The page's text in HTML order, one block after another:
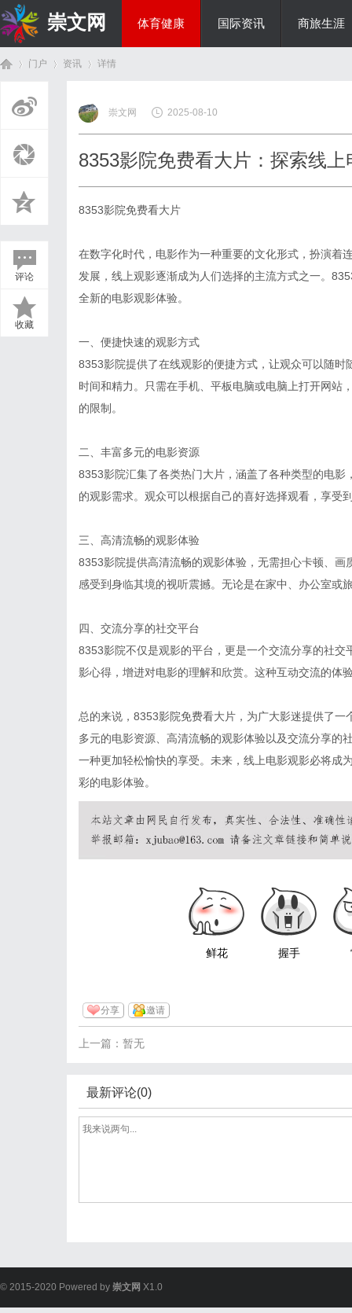
崇文网 体育健康 国际资讯 商旅生涯
门户 资讯
›
详情
评论
收藏
崇文网 2025-08-10
8353影院免费看大片：探索线
8353影院免费看大片
在数字化时代，电影作为一种重要的文化形式，扮演着
发展，线上观影逐渐成为人们选择的主流方式之一。
全新的电影观影体验。
一、便捷快速的观影方式
8353影院提供了在线观影的便捷方式，让观众可以随
时间和精力。只需在手机、平板电脑或电脑上打开网站
的限制。
二、丰富多元的电影资源
8353影院汇集了各类热门大片，涵盖了各种类型的电
的观影需求。观众可以根据自己的喜好选择观看，享受
三、高清流畅的观影体验
8353影院提供高清流畅的观影体验，无需担心卡顿、
感受到身临其境的视听震撼。无论是在家中、办公室或
四、交流分享的社交平台
8353影院不仅是观影的平台，更是一个交流分享的社
影心得，增进对电影的理解和欣赏。这种互动交流的体
总的来说，8353影院免费看大片，为广大影迷提供了
多元的电影资源、高清流畅的观影体验以及交流分享的
一种更加轻松愉快的享受。未来，线上电影观影必将成
彩的电影体验。
鲜花 握手
分享 邀请
上一篇：暂无
最新评论(0)
© 2015-2020 Powered by 崇文网 X1.0